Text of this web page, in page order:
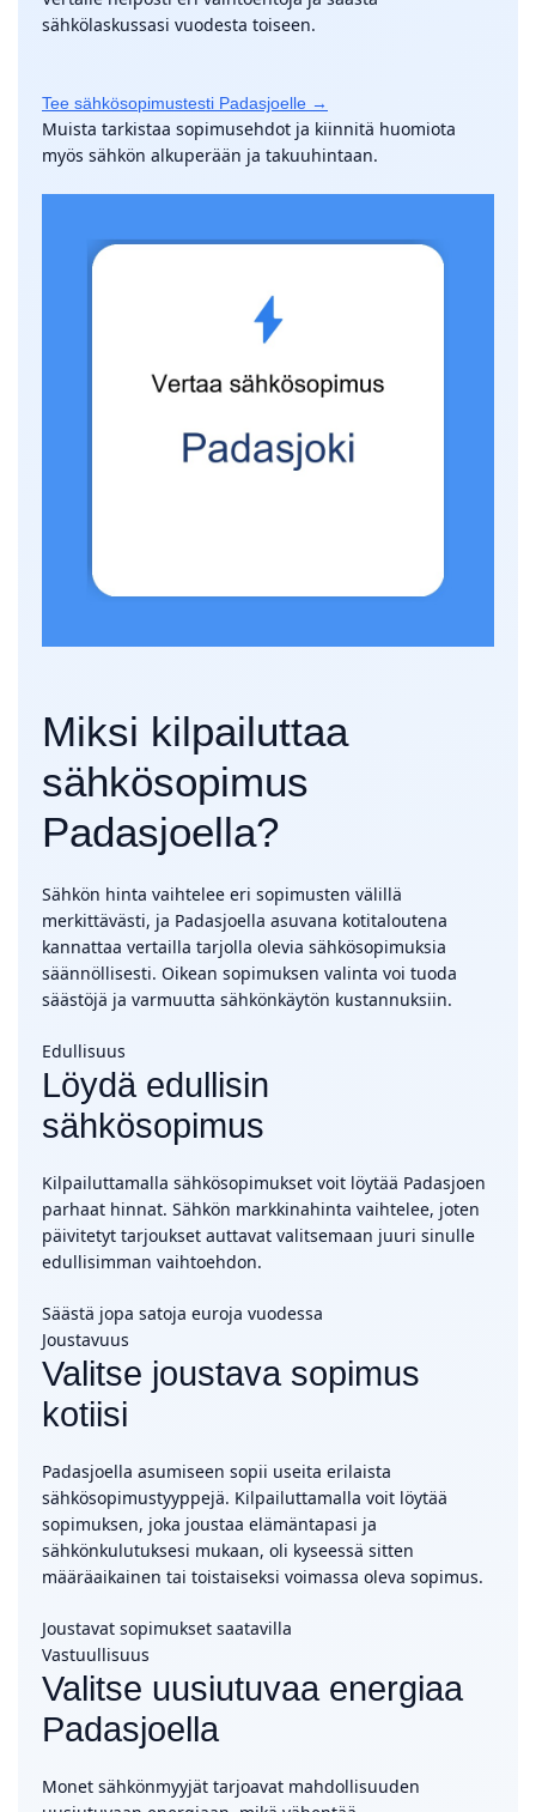
sähkölaskussasi vuodesta toiseen.
Tee sähkösopimustesti Padasjoelle →
Muista tarkistaa sopimusehdot ja kiinnitä huomiota
myös sähkön alkuperään ja takuuhintaan.
Miksi kilpailuttaa
sähkösopimus
Padasjoella?
Sähkön hinta vaihtelee eri sopimusten välillä
merkittävästi, ja Padasjoella asuvana kotitaloutena
kannattaa vertailla tarjolla olevia sähkösopimuksia
säännöllisesti. Oikean sopimuksen valinta voi tuoda
säästöjä ja varmuutta sähkönkäytön kustannuksiin.
Edullisuus
Löydä edullisin
sähkösopimus
Kilpailuttamalla sähkösopimukset voit löytää Padasjoen
parhaat hinnat. Sähkön markkinahinta vaihtelee, joten
päivitetyt tarjoukset auttavat valitsemaan juuri sinulle
edullisimman vaihtoehdon.
Säästä jopa satoja euroja vuodessa
Joustavuus
Valitse joustava sopimus
kotiisi
Padasjoella asumiseen sopii useita erilaista
sähkösopimustyyppejä. Kilpailuttamalla voit löytää
sopimuksen, joka joustaa elämäntapasi ja
sähkönkulutuksesi mukaan, oli kyseessä sitten
määräaikainen tai toistaiseksi voimassa oleva sopimus.
Joustavat sopimukset saatavilla
Vastuullisuus
Valitse uusiutuvaa energiaa
Padasjoella
Monet sähkönmyyjät tarjoavat mahdollisuuden